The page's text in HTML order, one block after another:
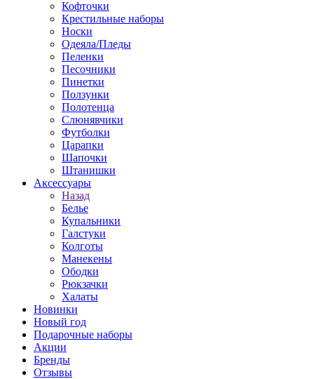
Кофточки
Крестильные наборы
Носки
Одеяла/Пледы
Пеленки
Песочники
Пинетки
Ползунки
Полотенца
Слюнявчики
Футболки
Царапки
Шапочки
Штанишки
Аксессуары
Назад
Белье
Купальники
Галстуки
Колготы
Манекены
Ободки
Рюкзачки
Халаты
Новинки
Новый год
Подарочные наборы
Акции
Бренды
Отзывы